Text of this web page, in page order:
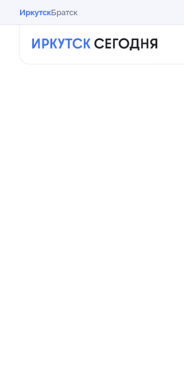
ИркутскБратск